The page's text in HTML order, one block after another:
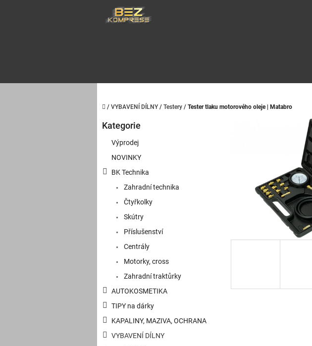
Domů
/ VYBAVENÍ DÍLNY / Testery / Tester tlaku motorového oleje | Matabro
Přeskočit
Kategorie
Výprodej
NOVINKY
BK Technika
Zahradní technika
Čtyřkolky
Skútry
Příslušenství
Centrály
Motorky, cross
Zahradní traktůrky
AUTOKOSMETIKA
TIPY na dárky
KAPALINY, MAZIVA, OCHRANA
VYBAVENÍ DÍLNY